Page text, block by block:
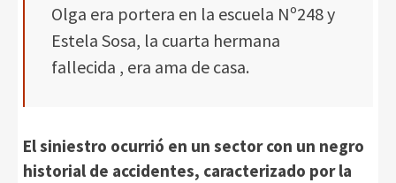
Olga era portera en la escuela Nº248 y
Estela Sosa, la cuarta hermana
fallecida , era ama de casa.
El siniestro ocurrió en un sector con un negro
historial de accidentes, caracterizado por la